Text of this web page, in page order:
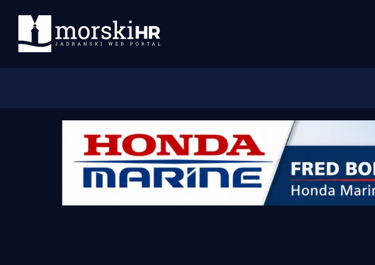
Morski plus